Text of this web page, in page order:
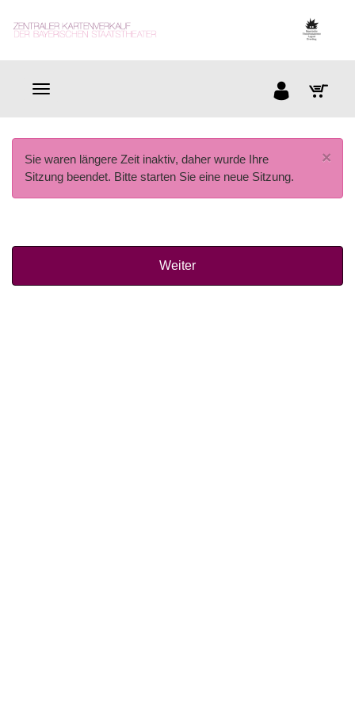
×
Sie waren längere Zeit inaktiv, daher wurde Ihre
Sitzung beendet. Bitte starten Sie eine neue Sitzung.
Weiter